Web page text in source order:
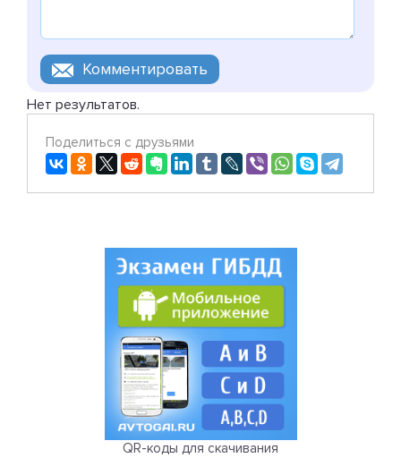
Нет результатов.
Поделиться с друзьями
QR-коды для скачивания